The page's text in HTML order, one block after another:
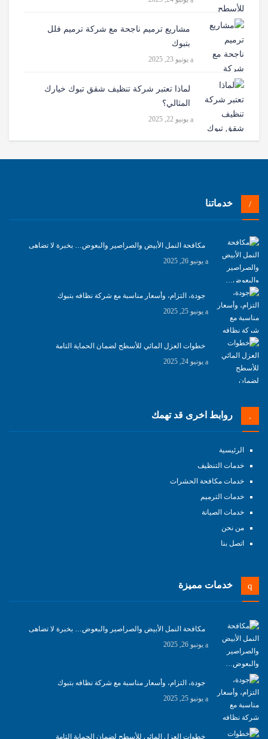
مشاريع ترميم ناجحة مع شركة ترميم فلل
بتبوك
يونيو 23, 2025
لماذا تعتبر شركة تنظيف شقق تبوك خيارك
المثالي؟
يونيو 22, 2025
خدماتنا
مكافحة النمل الأبيض والصراصير والبعوض… بخبرة لا تضاهى
يونيو 26, 2025
جودة، التزام، وأسعار مناسبة مع شركة نظافه بتبوك
يونيو 25, 2025
خطوات العزل المائي للأسطح لضمان الحماية التامة
يونيو 24, 2025
روابط اخرى قد تهمك
الرئيسية
خدمات التنظيف
خدمات مكافحة الحشرات
خدمات الترميم
خدمات الصيانة
من نحن
اتصل بنا
خدمات مميزة
مكافحة النمل الأبيض والصراصير والبعوض… بخبرة لا تضاهى
يونيو 26, 2025
جودة، التزام، وأسعار مناسبة مع شركة نظافه بتبوك
يونيو 25, 2025
خطوات العزل المائي للأسطح لضمان الحماية التامة